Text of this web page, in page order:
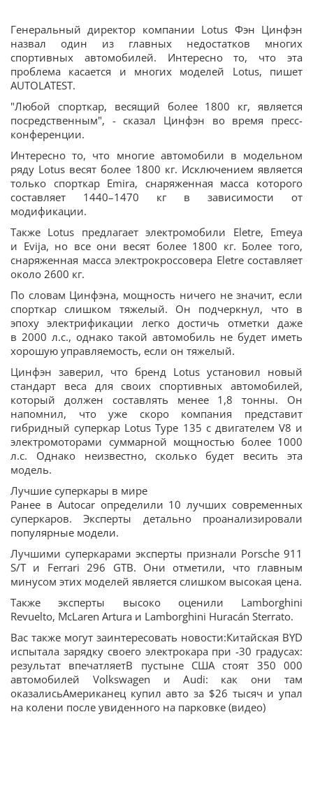
Генеральный директор компании Lotus Фэн Цинфэн
назвал один из главных недостатков многих
спортивных автомобилей. Интересно то, что эта
проблема касается и многих моделей Lotus, пишет
AUTOLATEST.
"Любой спорткар, весящий более 1800 кг, является
посредственным", - сказал Цинфэн во время пресс-
конференции.
Интересно то, что многие автомобили в модельном
ряду Lotus весят более 1800 кг. Исключением является
только спорткар Emira, снаряженная масса которого
составляет 1440–1470 кг в зависимости от
модификации.
Также Lotus предлагает электромобили Eletre, Emeya
и Evija, но все они весят более 1800 кг. Более того,
снаряженная масса электрокроссовера Eletre составляет
около 2600 кг.
По словам Цинфэна, мощность ничего не значит, если
спорткар слишком тяжелый. Он подчеркнул, что в
эпоху электрификации легко достичь отметки даже
в 2000 л.с., однако такой автомобиль не будет иметь
хорошую управляемость, если он тяжелый.
Цинфэн заверил, что бренд Lotus установил новый
стандарт веса для своих спортивных автомобилей,
который должен составлять менее 1,8 тонны. Он
напомнил, что уже скоро компания представит
гибридный суперкар Lotus Type 135 с двигателем V8 и
электромоторами суммарной мощностью более 1000
л.с. Однако неизвестно, сколько будет весить эта
модель.
Лучшие суперкары в мире
Ранее в Autocar определили 10 лучших современных
суперкаров. Эксперты детально проанализировали
популярные модели.
Лучшими суперкарами эксперты признали Porsche 911
S/T и Ferrari 296 GTB. Они отметили, что главным
минусом этих моделей является слишком высокая цена.
Также эксперты высоко оценили Lamborghini
Revuelto, McLaren Artura и Lamborghini Huracán Sterrato.
Вас также могут заинтересовать новости:Китайская BYD
испытала зарядку своего электрокара при -30 градусах:
результат впечатляетВ пустыне США стоят 350 000
автомобилей Volkswagen и Audi: как они там
оказалисьАмериканец купил авто за $26 тысяч и упал
на колени после увиденного на парковке (видео)